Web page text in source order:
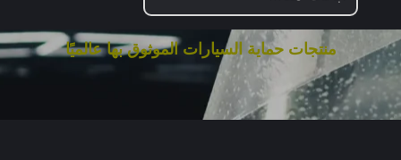
في الشرق الأوسط.
منتجات حماية السيارات الموثوق بها عالميًا